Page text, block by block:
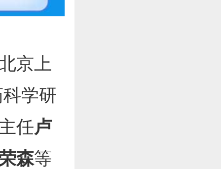
京上
学研
任卢
森等